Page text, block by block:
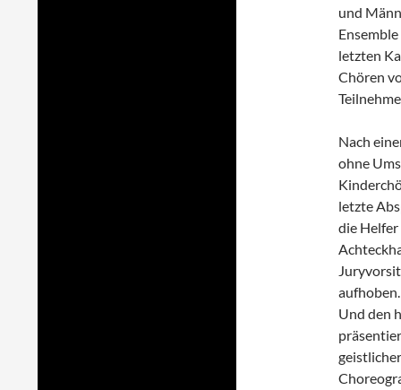
und
letzten
Chören
Nach
ohne
letzte
die Helfer
aufhoben.
Und den